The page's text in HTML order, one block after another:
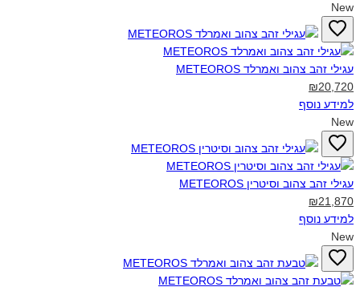
New
עגילי זהב צהוב ואמרלד METEOROS‎
₪20,720
למידע נוסף
New
עגילי זהב צהוב וסיטרין METEOROS‎
₪21,870
למידע נוסף
New